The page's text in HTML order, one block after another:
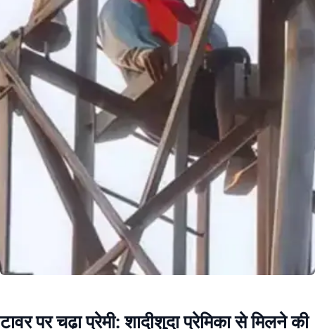
टावर पर चढ़ा प्रेमी: शादीशुदा प्रेमिका से मिलने की